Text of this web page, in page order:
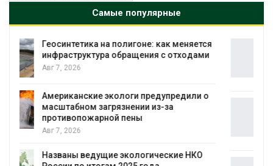
Самые популярные
Минприроды потребовало ускорить
строительство мусорных объектов и
уборку контейнерных площадок
Панамский канал вновь ограничивает
загрузку судов из-за дефицита пресной
воды
В китайской провинции Шэньси из-за